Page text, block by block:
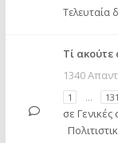
Τελευταία
Tί ακούτε
1340
1 … 131
σε Γενικές